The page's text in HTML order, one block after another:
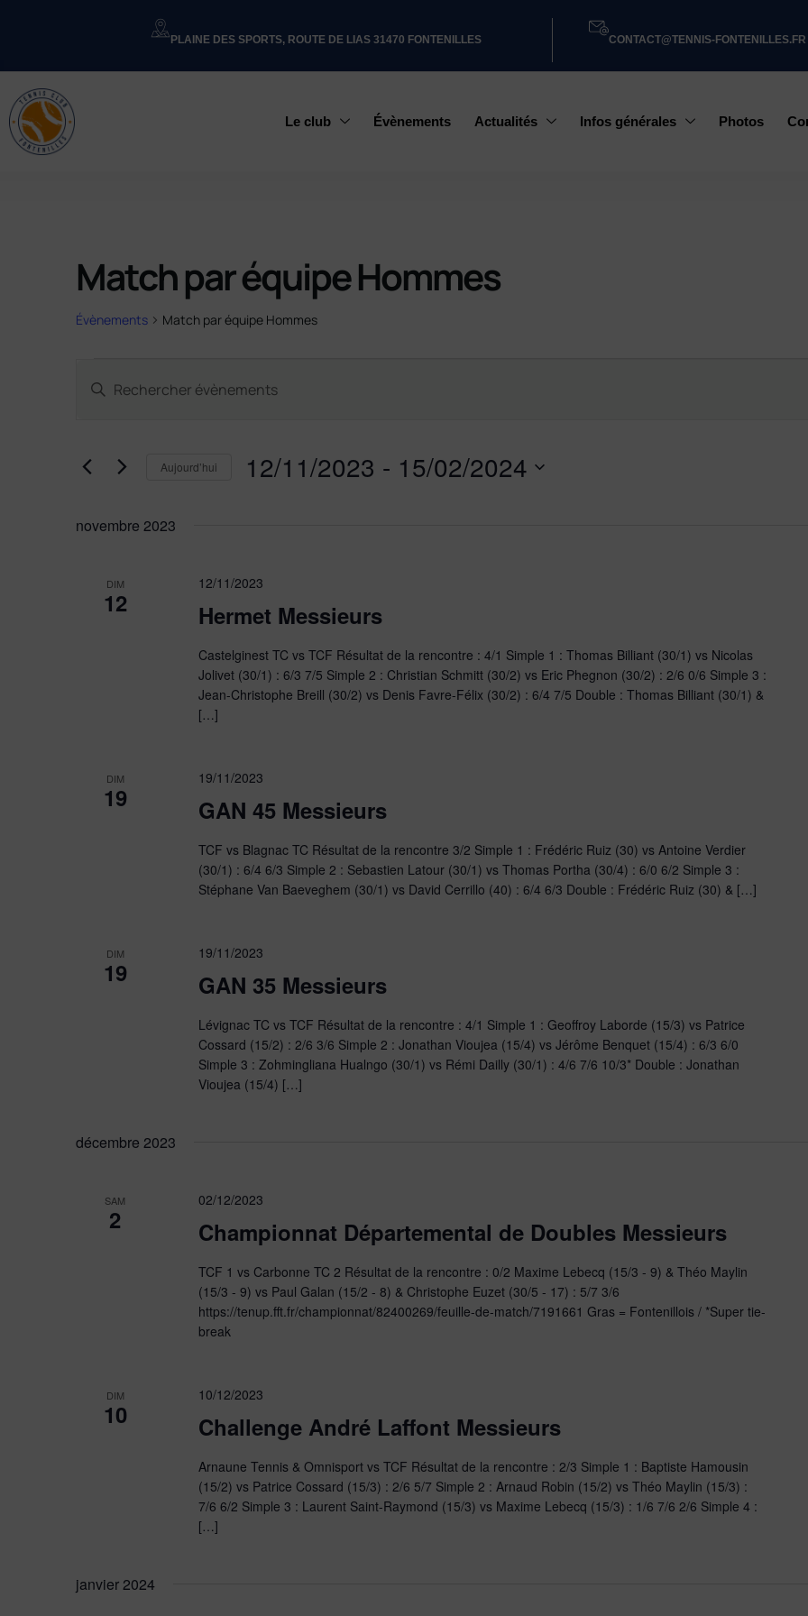
PLAINE DES SPORTS, ROUTE DE LIAS 31470 FONTENILLES CONTACT@TENNIS-FONTENILLES.FR
Le club Évènements Actualités Infos générales Photos
Match par équipe Hommes
Évènements Match par équipe Hommes
et
vues
Saisir
mot-
Évènements
clé.
Aujourd’hui 12/11/2023 - 15/02/2024
novembre 2023
DIM
12 Hermet Messieurs
12/11/2023
Castelginest TC vs TCF Résultat de la rencontre : 4/1 Simple 1 : Thomas Billiant (30/1) vs Nicolas
Jolivet (30/1) : 6/3 7/5 Simple 2 : Christian Schmitt (30/2) vs Eric Phegnon (30/2) : 2/6 0/6 Simple 3 :
Jean-Christophe Breill (30/2) vs Denis Favre-Félix (30/2) : 6/4 7/5 Double : Thomas Billiant (30/1) &
[…]
DIM
19 GAN 45 Messieurs
19/11/2023
TCF vs Blagnac TC Résultat de la rencontre 3/2 Simple 1 : Frédéric Ruiz (30) vs Antoine Verdier
(30/1) : 6/4 6/3 Simple 2 : Sebastien Latour (30/1) vs Thomas Portha (30/4) : 6/0 6/2 Simple 3 :
Stéphane Van Baeveghem (30/1) vs David Cerrillo (40) : 6/4 6/3 Double : Frédéric Ruiz (30) & […]
DIM
19 GAN 35 Messieurs
19/11/2023
Lévignac TC vs TCF Résultat de la rencontre : 4/1 Simple 1 : Geoffroy Laborde (15/3) vs Patrice
Cossard (15/2) : 2/6 3/6 Simple 2 : Jonathan Vioujea (15/4) vs Jérôme Benquet (15/4) : 6/3 6/0
Simple 3 : Zohmingliana Hualngo (30/1) vs Rémi Dailly (30/1) : 4/6 7/6 10/3* Double : Jonathan
Vioujea (15/4) […]
décembre 2023
SAM
2 Championnat Départemental de Doubles Messieurs
02/12/2023
TCF 1 vs Carbonne TC 2 Résultat de la rencontre : 0/2 Maxime Lebecq (15/3 - 9) & Théo Maylin
(15/3 - 9) vs Paul Galan (15/2 - 8) & Christophe Euzet (30/5 - 17) : 5/7 3/6
https://tenup.fft.fr/championnat/82400269/feuille-de-match/7191661 Gras = Fontenillois / *Super tie-
break
DIM
10 Challenge André Laffont Messieurs
10/12/2023
Arnaune Tennis & Omnisport vs TCF Résultat de la rencontre : 2/3 Simple 1 : Baptiste Hamousin
(15/2) vs Patrice Cossard (15/3) : 2/6 5/7 Simple 2 : Arnaud Robin (15/2) vs Théo Maylin (15/3) :
7/6 6/2 Simple 3 : Laurent Saint-Raymond (15/3) vs Maxime Lebecq (15/3) : 1/6 7/6 2/6 Simple 4 :
[…]
janvier 2024